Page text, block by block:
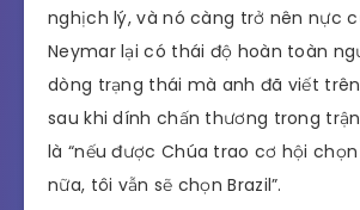
nghịch lý, và nó càng trở nên nực
Neymar lại có thái độ hoàn toàn
dòng trạng thái mà anh đã viết
sau khi dính chấn thương trong
là “nếu được Chúa trao cơ hội
nữa, tôi vẫn sẽ chọn Brazil”.